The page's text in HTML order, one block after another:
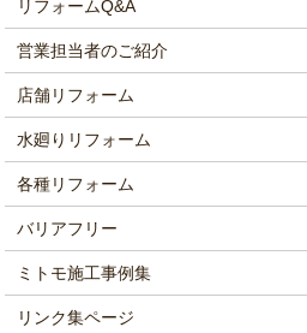
リフォームQ&A
営業担当者のご紹介
店舗リフォーム
水廻りリフォーム
各種リフォーム
バリアフリー
ミトモ施工事例集
リンク集ページ